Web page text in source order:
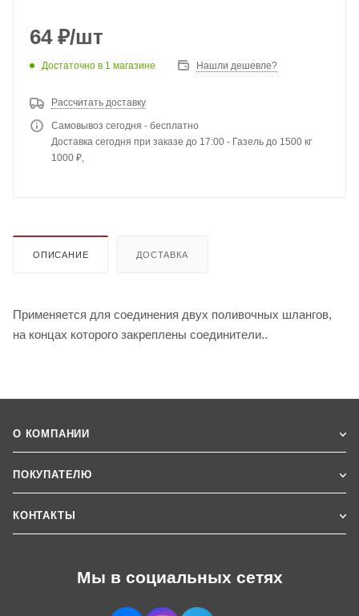
64₽/шт
Достаточно в 1 магазине Нашли дешевле?
Рассчитать доставку
Самовывоз сегодня - бесплатно
Доставка сегодня при заказе до 17:00 - Газель до 1500 кг
1000 ₽,
ОПИСАНИЕ ДОСТАВКА
Применяется для соединения двух поливочных шлангов,
на концах которого закреплены соединители..
О КОМПАНИИ
ПОКУПАТЕЛЮ
КОНТАКТЫ
Мы в социальных сетях